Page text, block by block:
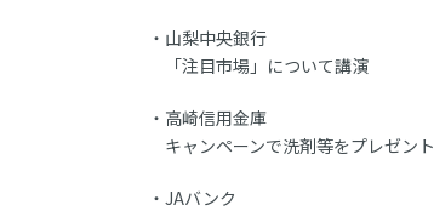
山梨中央銀行
「注目市場」について講演
高崎信用金庫
キャンペーンで洗剤等をプレゼント
JAバンク